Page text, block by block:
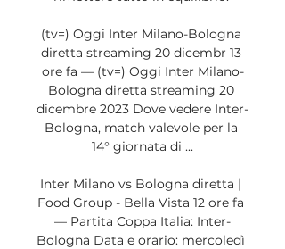
(tv=) Oggi Inter Milano-Bologna
diretta streaming 20 dicembr 13
ore fa — (tv=) Oggi Inter Milano-
Bologna diretta streaming 20
dicembre 2023 Dove vedere Inter-
Bologna, match valevole per la
14° giornata di ...
Inter Milano vs Bologna diretta |
Food Group - Bella Vista 12 ore fa
— Partita Coppa Italia: Inter-
Bologna Data e orario: mercoledì